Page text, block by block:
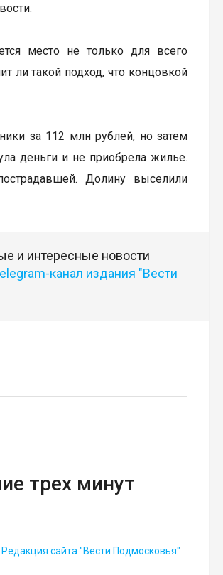
место не только для всего
ли такой подход, что концовкой
за 112 млн рублей, но затем
деньги и не приобрела жилье.
Долину выселили
и интересные новости
канал издания "Вести
трех минут
Редакция сайта "Вести Подмосковья"